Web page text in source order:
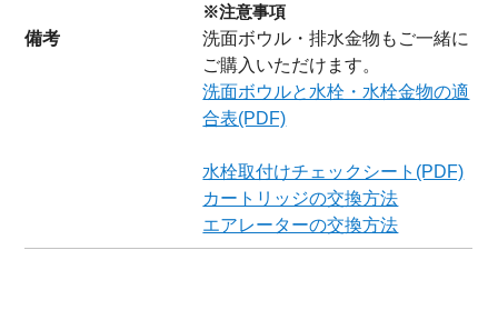
備考
※注意事項
洗面ボウル・排水金物もご一緒に
ご購入いただけます。
洗面ボウルと水栓・水栓金物の適
合表(PDF)
水栓取付けチェックシート(PDF)
カートリッジの交換方法
エアレーターの交換方法